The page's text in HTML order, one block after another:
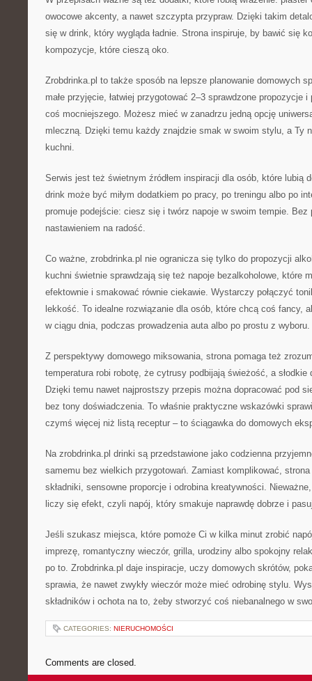
owocowe akcenty, a nawet szczypta przypraw. Dzięki takim
się w drink, który wygląda ładnie. Strona inspiruje, by bawić się
kompozycje, które cieszą oko.
Zrobdrinka.pl to także sposób na lepsze planowanie domowych
małe przyjęcie, łatwiej przygotować 2–3 sprawdzone propozycje
coś mocniejszego. Możesz mieć w zanadrzu jedną opcję
mleczną. Dzięki temu każdy znajdzie smak w swoim stylu, a Ty
kuchni.
Serwis jest też świetnym źródłem inspiracji dla osób, które lubią
drink może być miłym dodatkiem po pracy, po treningu albo po
promuje podejście: ciesz się i twórz napoje w swoim tempie. Bez
nastawieniem na radość.
Co ważne, zrobdrinka.pl nie ogranicza się tylko do propozycji
kuchni świetnie sprawdzają się też napoje bezalkoholowe, które
efektownie i smakować równie ciekawie. Wystarczy połączyć
lekkość. To idealne rozwiązanie dla osób, które chcą coś fancy,
w ciągu dnia, podczas prowadzenia auta albo po prostu z wyboru.
Z perspektywy domowego miksowania, strona pomaga też
temperatura robi robotę, że cytrusy podbijają świeżość, a
Dzięki temu nawet najprostszy przepis można dopracować pod
bez tony doświadczenia. To właśnie praktyczne wskazówki
czymś więcej niż listą receptur – to ściągawka do domowych
Na zrobdrinka.pl drinki są przedstawione jako codzienna
samemu bez wielkich przygotowań. Zamiast komplikować,
składniki, sensowne proporcje i odrobina kreatywności.
liczy się efekt, czyli napój, który smakuje naprawdę dobrze i
Jeśli szukasz miejsca, które pomoże Ci w kilka minut zrobić
imprezę, romantyczny wieczór, grilla, urodziny albo spokojny
po to. Zrobdrinka.pl daje inspiracje, uczy domowych skrótów,
sprawia, że nawet zwykły wieczór może mieć odrobinę stylu.
składników i ochota na to, żeby stworzyć coś niebanalnego w
CATEGORIES: NIERUCHOMOŚCI
Comments are closed.